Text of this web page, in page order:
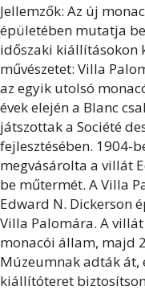
Jellemzők: Az új
épületében mutatja
időszaki kiállításokon
művészetet: Villa
az egyik utolsó
évek elején a Blanc
játszottak a Société
fejlesztésében. 1904-
megvásárolta a villát
be műtermét. A Villa
Edward N. Dickerson
Villa Palomára. A
monacói állam, majd
Múzeumnak adták át,
kiállítóteret